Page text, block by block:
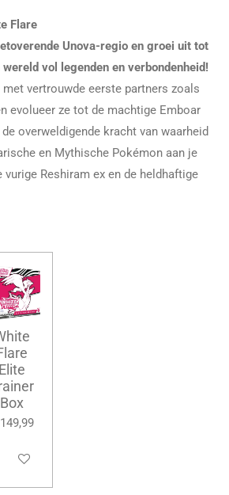
Flare
Unova-regio en groei uit tot
vol legenden en verbondenheid!
vertrouwde eerste partners zoals
evolueer ze tot de machtige Emboar
overweldigende kracht van waarheid
en Mythische Pokémon aan je
Reshiram ex en de heldhaftige
Elite
Box